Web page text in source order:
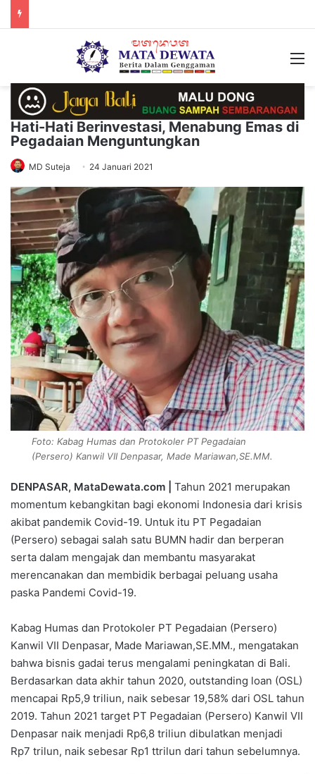
Hati-Hati Berinvestasi, Menabung Emas di
Pegadaian Menguntungkan
MD Suteja 24 Januari 2021
Foto: Kabag Humas dan Protokoler PT Pegadaian
(Persero) Kanwil VII Denpasar, Made Mariawan,SE.MM.
DENPASAR, MataDewata.com |
Tahun 2021 merupakan
momentum kebangkitan bagi ekonomi Indonesia dari krisis
akibat pandemik Covid-19. Untuk itu PT Pegadaian
(Persero) sebagai salah satu BUMN hadir dan berperan
serta dalam mengajak dan membantu masyarakat
merencanakan dan membidik berbagai peluang usaha
paska Pandemi Covid-19.
Kabag Humas dan Protokoler PT Pegadaian (Persero)
Kanwil VII Denpasar, Made Mariawan,SE.MM., mengatakan
bahwa bisnis gadai terus mengalami peningkatan di Bali.
Berdasarkan data akhir tahun 2020, outstanding loan (OSL)
mencapai Rp5,9 triliun, naik sebesar 19,58% dari OSL tahun
2019. Tahun 2021 target PT Pegadaian (Persero) Kanwil VII
Denpasar naik menjadi Rp6,8 triliun dibulatkan menjadi
Rp7 trilun, naik sebesar Rp1 ttrilun dari tahun sebelumnya.